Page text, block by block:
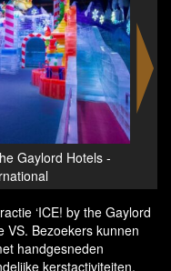
Gaylord Hotels -
‘ICE! by the Gaylord
VS. Bezoekers kunnen
handgesneden
kerstactiviteiten.